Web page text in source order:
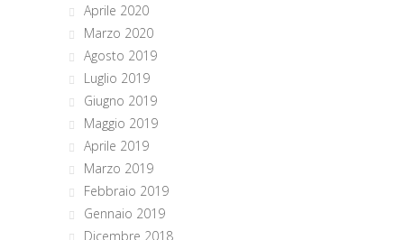
Aprile 2020
Marzo 2020
Agosto 2019
Luglio 2019
Giugno 2019
Maggio 2019
Aprile 2019
Marzo 2019
Febbraio 2019
Gennaio 2019
Dicembre 2018